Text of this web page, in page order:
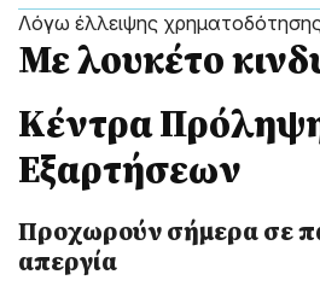
Λόγω έλλειψης
Με λουκέτο
Κέντρα
Εξαρτήσεων
Προχωρούν σήμερα σε
απεργία